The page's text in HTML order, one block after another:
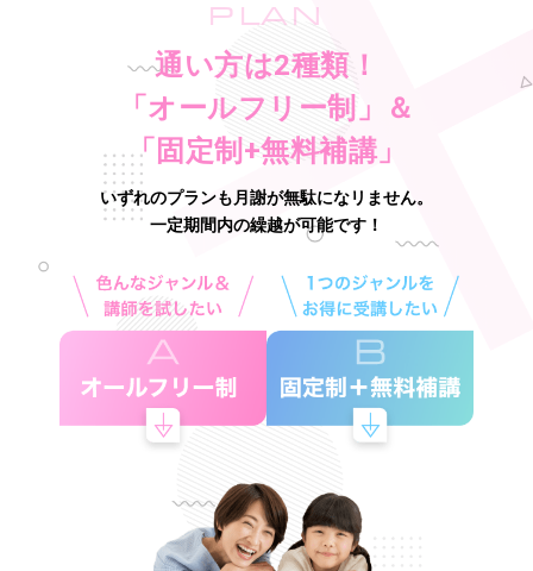
PLAN
通い方は2種類！
「オールフリー制」＆
「固定制+無料補講」
いずれのプランも月謝が無駄になリません。
一定期間内の繰越が可能です！